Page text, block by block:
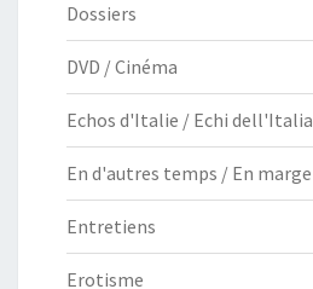
Dossiers
DVD / Cinéma
Echos d'Italie / Echi dell'Italia
En d'autres temps / En marge
Entretiens
Erotisme